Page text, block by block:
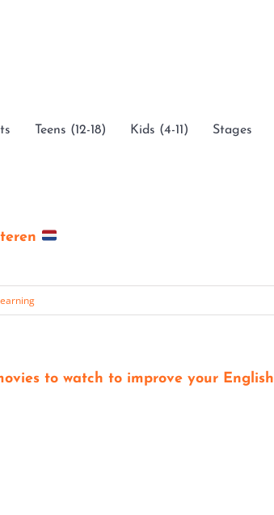
Teens (12-18) Kids (4-11) Stages
to watch to improve your English